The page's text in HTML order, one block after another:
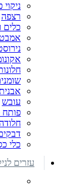
ניקוי
רצפה
כלים
עובש
פותח
כלי
עזרים